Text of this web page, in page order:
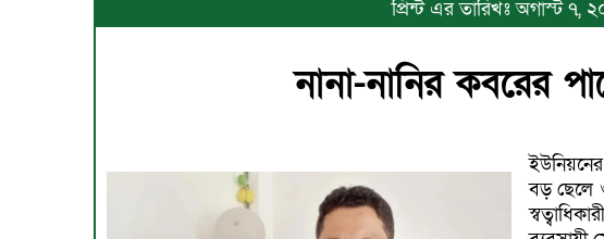
প্রিন্ট এর তারিখঃ অগাস্ট
নানা-নানির কবরের
বড় ছেলে